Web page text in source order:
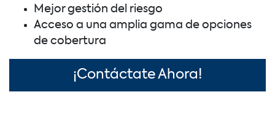
Mejor gestión del riesgo
Acceso a una amplia gama de opciones
de cobertura
¡Contáctate Ahora!